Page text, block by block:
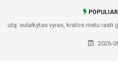
Poezijos ir bendrystės vakaras
tėviškėje skambės eilės,
2026-